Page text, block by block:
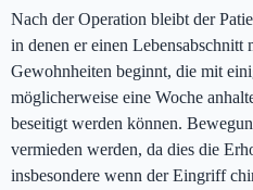
Nach der Operation bleibt der
in denen er einen Lebensabschnitt
Gewohnheiten beginnt, die mit
möglicherweise eine Woche
beseitigt werden können.
vermieden werden, da dies die
insbesondere wenn der Eingriff